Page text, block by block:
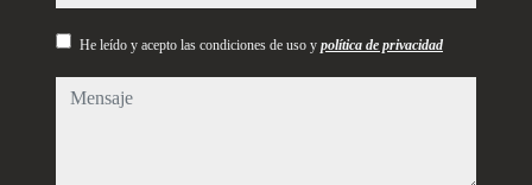
He leído y acepto las condiciones de uso y política de privacidad
mensaje